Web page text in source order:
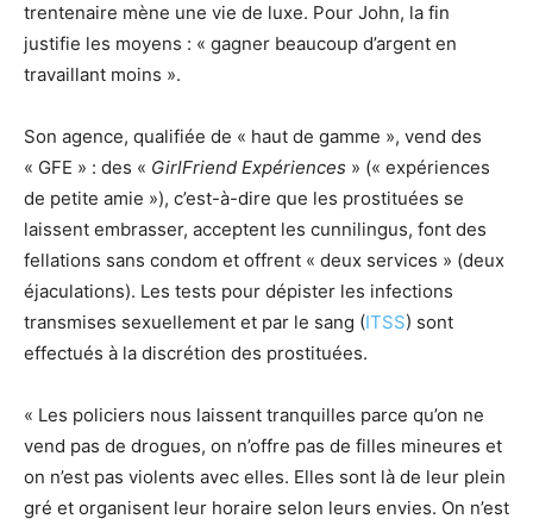
trentenaire mène une vie de luxe. Pour John, la fin
justifie les moyens : « gagner beaucoup d’argent en
travaillant moins ».
Son agence, qualifiée de « haut de gamme », vend des
« GFE » : des « GirlFriend Expériences » (« expériences
de petite amie »), c’est-à-dire que les prostituées se
laissent embrasser, acceptent les cunnilingus, font des
fellations sans condom et offrent « deux services » (deux
éjaculations). Les tests pour dépister les infections
transmises sexuellement et par le sang (ITSS) sont
effectués à la discrétion des prostituées.
« Les policiers nous laissent tranquilles parce qu’on ne
vend pas de drogues, on n’offre pas de filles mineures et
on n’est pas violents avec elles. Elles sont là de leur plein
gré et organisent leur horaire selon leurs envies. On n’est